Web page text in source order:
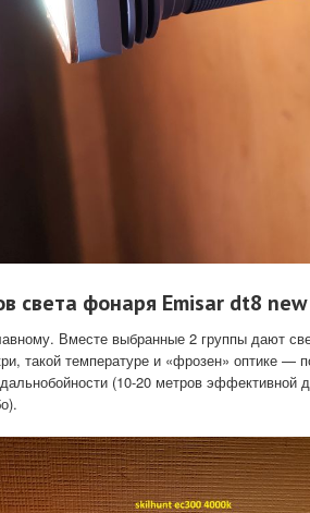
света фонаря Emisar dt8
Вместе выбранные 2 группы дают
такой температуре и «фрозен» оптике —
(10-20 метров эффективной